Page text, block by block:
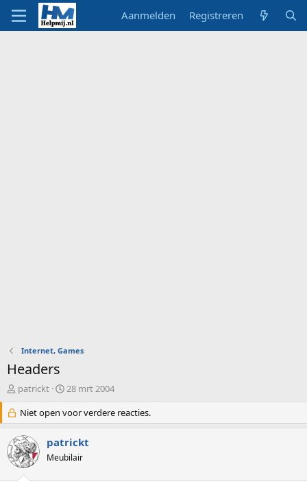
Aanmelden Registreren
Internet, Games
Headers
O
d
e
r
w
e
patrickt
S
a
r
d
a
28 mrt 2004
Niet open voor verdere reacties.
patrickt
Meubilair